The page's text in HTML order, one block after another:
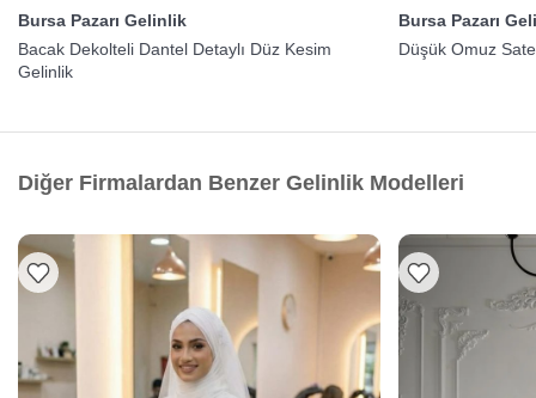
Bursa Pazarı Gelinlik
Bacak Dekolteli Dantel Detaylı Düz Kesim
Gelinlik
Bursa Pazarı
Düşük Omuz
Diğer Firmalardan Benzer Gelinlik Modelleri